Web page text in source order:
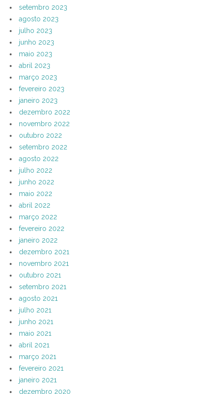
setembro 2023
agosto 2023
julho 2023
junho 2023
maio 2023
abril 2023
março 2023
fevereiro 2023
janeiro 2023
dezembro 2022
novembro 2022
outubro 2022
setembro 2022
agosto 2022
julho 2022
junho 2022
maio 2022
abril 2022
março 2022
fevereiro 2022
janeiro 2022
dezembro 2021
novembro 2021
outubro 2021
setembro 2021
agosto 2021
julho 2021
junho 2021
maio 2021
abril 2021
março 2021
fevereiro 2021
janeiro 2021
dezembro 2020